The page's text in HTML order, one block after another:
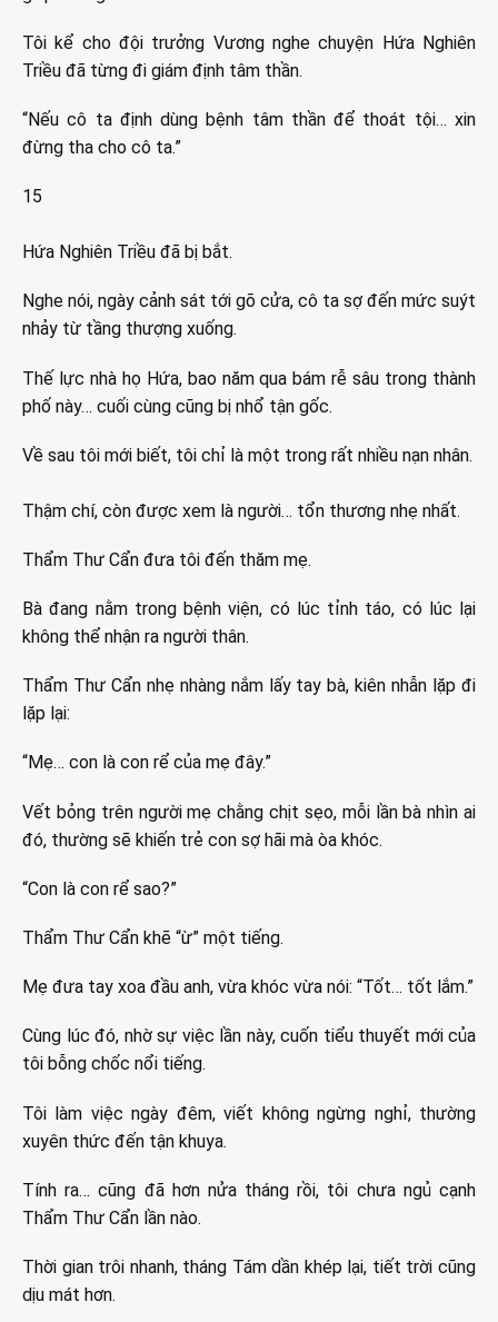
Tôi kể cho đội trưởng Vương nghe chuyện Hứa Nghiên
Triều đã từng đi giám định tâm thần.
“Nếu cô ta định dùng bệnh tâm thần để thoát tội… xin
đừng tha cho cô ta.”
15
Hứa Nghiên Triều đã bị bắt.
Nghe nói, ngày cảnh sát tới gõ cửa, cô ta sợ đến mức suýt
nhảy từ tầng thượng xuống.
Thế lực nhà họ Hứa, bao năm qua bám rễ sâu trong thành
phố này… cuối cùng cũng bị nhổ tận gốc.
Về sau tôi mới biết, tôi chỉ là một trong rất nhiều nạn nhân.
Thậm chí, còn được xem là người… tổn thương nhẹ nhất.
Thẩm Thư Cẩn đưa tôi đến thăm mẹ.
Bà đang nằm trong bệnh viện, có lúc tỉnh táo, có lúc lại
không thể nhận ra người thân.
Thẩm Thư Cẩn nhẹ nhàng nắm lấy tay bà, kiên nhẫn lặp đi
lặp lại:
“Mẹ… con là con rể của mẹ đây.”
Vết bỏng trên người mẹ chằng chịt sẹo, mỗi lần bà nhìn ai
đó, thường sẽ khiến trẻ con sợ hãi mà òa khóc.
“Con là con rể sao?”
Thẩm Thư Cẩn khẽ “ừ” một tiếng.
Mẹ đưa tay xoa đầu anh, vừa khóc vừa nói: “Tốt… tốt lắm.”
Cùng lúc đó, nhờ sự việc lần này, cuốn tiểu thuyết mới của
tôi bỗng chốc nổi tiếng.
Tôi làm việc ngày đêm, viết không ngừng nghỉ, thường
xuyên thức đến tận khuya.
Tính ra… cũng đã hơn nửa tháng rồi, tôi chưa ngủ cạnh
Thẩm Thư Cẩn lần nào.
Thời gian trôi nhanh, tháng Tám dần khép lại, tiết trời cũng
dịu mát hơn.